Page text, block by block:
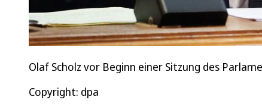
Olaf Scholz vor Beginn einer Sitzung des
Copyright: dpa